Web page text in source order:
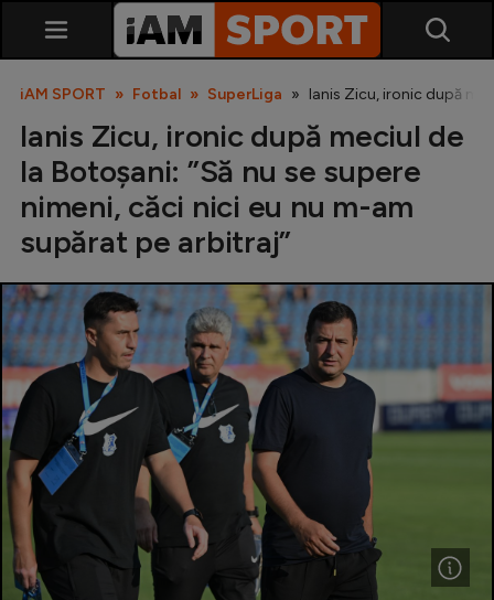
SuperLiga
Liga 2
Cupa României
Echipa Națională
U21
Fotbal feminin
Special
Diverse
iAM SPORT Fotbal SuperLiga Ianis Zicu, ironic după
Ianis Zicu, ironic după meciul de
la Botoșani: ”Să nu se supere
nimeni, căci nici eu nu m-am
supărat pe arbitraj”